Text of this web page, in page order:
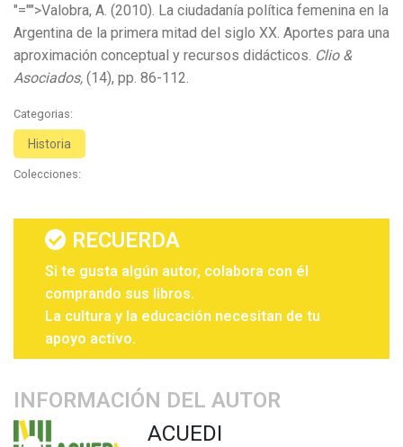
"="">Valobra, A. (2010). La ciudadanía política femenina en la
Argentina de la primera mitad del siglo XX. Aportes para una
aproximación conceptual y recursos didácticos. Clio &
Asociados, (14), pp. 86-112.
Categorias:
Historia
Colecciones:
RECUERDA
Si te gusta algún autor, colabora con él
comprando sus libros.
La cultura y la educación necesitan de tu
apoyo activo.
INFORMACIÓN DEL AUTOR
ACUEDI